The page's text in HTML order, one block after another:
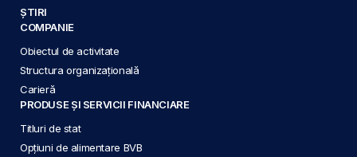
ȘTIRI
COMPANIE
Obiectul de activitate
Structura organizațională
Carieră
PRODUSE ȘI SERVICII FINANCIARE
Titluri de stat
Opțiuni de alimentare BVB